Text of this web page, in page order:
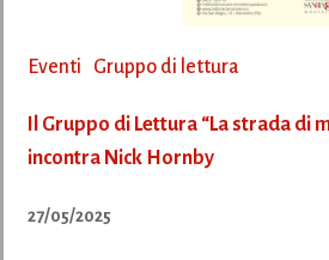
Eventi Gruppo di lettura
Il Gruppo di Lettura “La strada di
incontra Nick Hornby
27/05/2025